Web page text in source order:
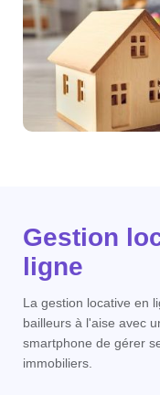
Gestion
ligne
La gestion locative en
bailleurs à l'aise avec
smartphone de gérer
immobiliers.